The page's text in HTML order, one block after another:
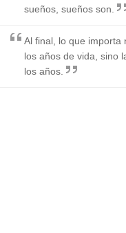
sueños, sueños son.
Al final, lo que importa
los años de vida, sino
los años.